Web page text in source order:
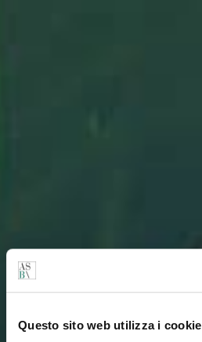
Questo sito web utilizza i cookie